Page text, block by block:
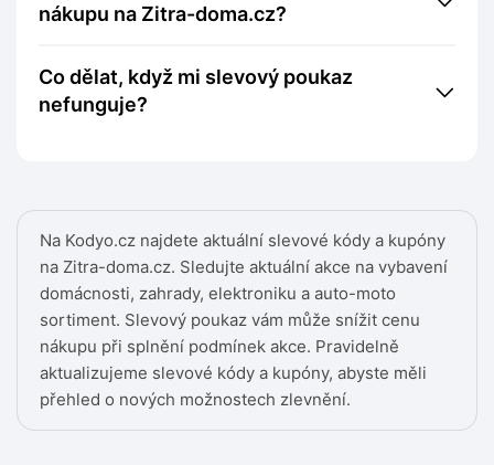
Na Kodyo.cz najdete aktuální slevové kódy a kupóny
na Zitra-doma.cz. Sledujte aktuální akce na vybavení
domácnosti, zahrady, elektroniku a auto-moto
sortiment. Slevový poukaz vám může snížit cenu
nákupu při splnění podmínek akce. Pravidelně
aktualizujeme slevové kódy a kupóny, abyste měli
přehled o nových možnostech zlevnění.
nákupu na Zitra-doma.cz?
Co dělat, když mi slevový poukaz
nefunguje?